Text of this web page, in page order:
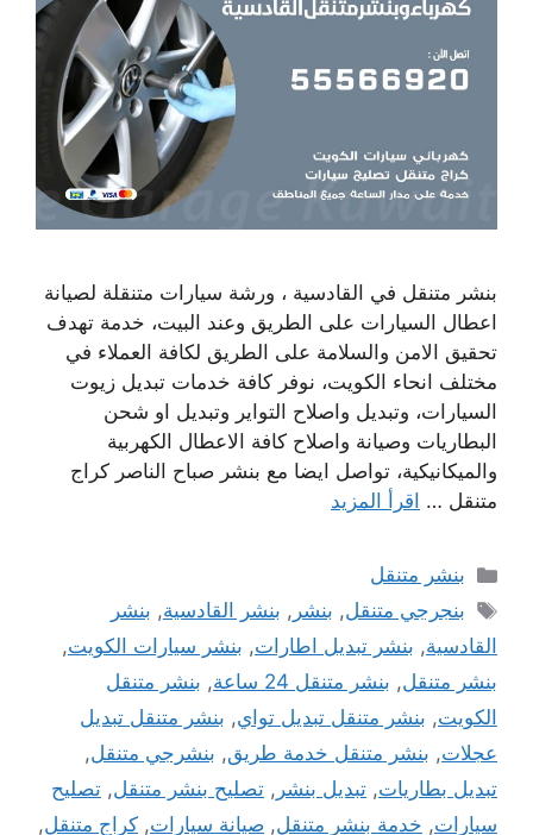
بنشر متنقل في القادسية ، ورشة سيارات متنقلة لصيانة
اعطال السيارات على الطريق وعند البيت، خدمة تهدف
تحقيق الامن والسلامة على الطريق لكافة العملاء في
مختلف انحاء الكويت، نوفر كافة خدمات تبديل زيوت
السيارات، وتبديل واصلاح التواير وتبديل او شحن
البطاريات وصيانة واصلاح كافة الاعطال الكهربية
والميكانيكية، تواصل ايضا مع بنشر صباح الناصر كراج
متنقل … اقرأ المزيد
التصنيفات
بنشر متنقل
الوسوم
بنجرجي متنقل, بنشر , بنشر القادسية, بنشر
القادسية, بنشر تبديل اطارات, بنشر سيارات الكويت,
بنشر متنقل, بنشر متنقل 24 ساعة , بنشر متنقل
الكويت, بنشر متنقل تبديل تواي, بنشر متنقل تبديل
عجلات, بنشر متنقل خدمة طريق, بنشرجي متنقل,
تبديل بطاريات, تبديل بنشر , تصليح بنشر متنقل, تصليح
سيارات, خدمة بنشر متنقل, صيانة سيارات, كراج متنقل,